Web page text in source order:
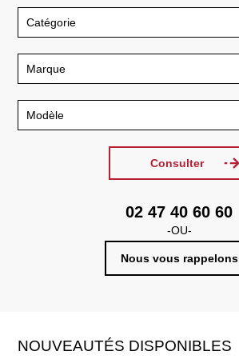
Consulter
02 47 40 60 60
-OU-
Nous vous rappelons
NOUVEAUTÉS DISPONIBLES